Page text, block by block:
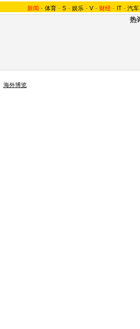
新闻 - 体育 - S - 娱乐 - V - 财经 - IT - 汽车
热
海外博览